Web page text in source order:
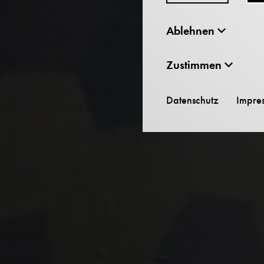
Ablehnen
Zustimmen
Datenschutz